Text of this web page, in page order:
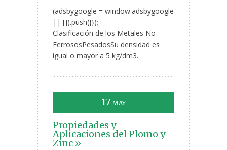
(adsbygoogle = window.adsbygoogle
|| []).push({});
Clasificación de los Metales No
FerrososPesadosSu densidad es
igual o mayor a 5 kg/dm3.
17 MAY
Propiedades y
Aplicaciones del Plomo y
Zinc »